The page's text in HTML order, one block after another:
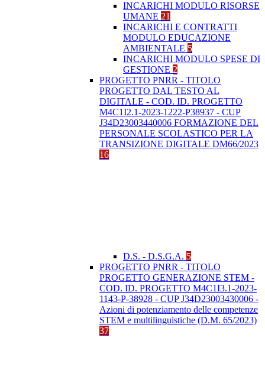
INCARICHI MODULO RISORSE
UMANE 21
INCARICHI E CONTRATTI
MODULO EDUCAZIONE
AMBIENTALE 5
INCARICHI MODULO SPESE DI
GESTIONE 2
PROGETTO PNRR - TITOLO
PROGETTO DAL TESTO AL
DIGITALE - COD. ID. PROGETTO
M4C1I2.1-2023-1222-P38937 - CUP
J34D23003440006 FORMAZIONE DEL
PERSONALE SCOLASTICO PER LA
TRANSIZIONE DIGITALE DM66/2023
16
D.S. - D.S.G.A. 5
PROGETTO PNRR - TITOLO
PROGETTO GENERAZIONE STEM -
COD. ID. PROGETTO M4C1I3.1-2023-
1143-P-38928 - CUP J34D23003430006 -
Azioni di potenziamento delle competenze
STEM e multilinguistiche (D.M. 65/2023)
37